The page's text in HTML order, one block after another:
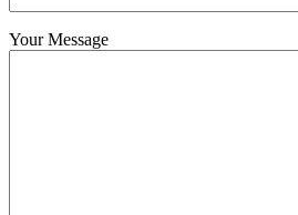
Your Message